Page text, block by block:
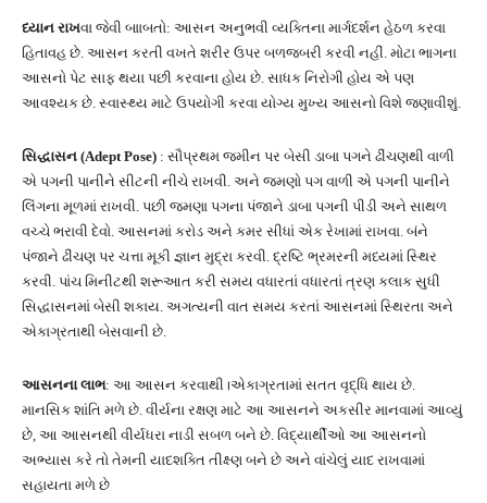
ધ્યાન રાખવા જેવી બાાબતો: આસન અનુભવી વ્યક્તિના માર્ગદર્શન હેઠળ કરવા
હિતાવહ છે. આસન કરતી વખતે શરીર ઉપર બળજબરી કરવી નહીં. મોટા ભાગના
આસનો પેટ સાફ થયા પછી કરવાના હોય છે. સાધક નિરોગી હોય એ પણ
આવશ્યક છે. સ્વાસ્થ્ય માટે ઉપયોગી કરવા યોગ્ય મુખ્ય આસનો વિશે જણાવીશું.
સિદ્ધાસન (Adept Pose) : સૌપ્રથમ જમીન પર બેસી ડાબા પગને ઢીંચણથી વાળી
એ પગની પાનીને સીટની નીચે રાખવી. અને જમણો પગ વાળી એ પગની પાનીને
લિંગના મૂળમાં રાખવી. પછી જમણા પગના પંજાને ડાબા પગની પીડી અને સાથળ
વચ્ચે ભરાવી દેવો. આસનમાં કરોડ અને કમર સીધાં એક રેખામાં રાખવા. બંને
પંજાને ઢીંચણ પર ચત્તા મૂકી જ્ઞાન મુદ્રા કરવી. દ્રષ્ટિ ભ્રમરની મધ્યમાં સ્થિર
કરવી. પાંચ મિનીટથી શરૂઆત કરી સમય વધારતાં વધારતાં ત્રણ કલાક સુધી
સિદ્ધાસનમાં બેસી શકાય. અગત્યની વાત સમય કરતાં આસનમાં સ્થિરતા અને
એકાગ્રતાથી બેસવાની છે.
આસનના લાભ: આ આસન કરવાથી।એકાગ્રતામાં સતત વૃદ્ધિ થાય છે.
માનસિક શાંતિ મળે છે. વીર્યના રક્ષણ માટે આ આસનને અકસીર માનવામાં આવ્યું
છે, આ આસનથી વીર્યધરા નાડી સબળ બને છે. વિદ્યાર્થીઓ આ આસનનો
અભ્યાસ કરે તો તેમની યાદશક્તિ તીક્ષ્ણ બને છે અને વાંચેલું યાદ રાખવામાં
સહાયતા મળે છે